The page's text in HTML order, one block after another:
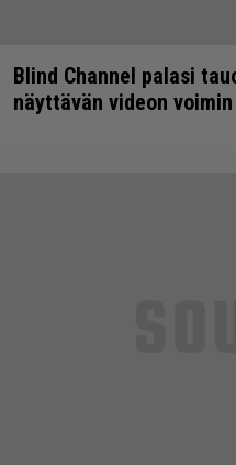
Blind Channel palasi
näyttävän videon voimin